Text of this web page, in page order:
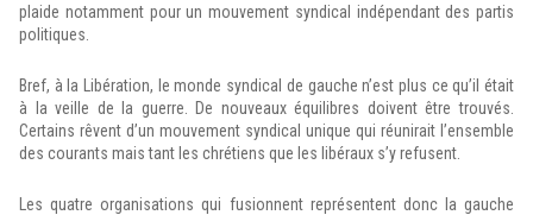
plaide notamment pour un mouvement syndical indépendant des partis
politiques.
Bref, à la Libération, le monde syndical de gauche n’est plus ce qu’il était
à la veille de la guerre. De nouveaux équilibres doivent être trouvés.
Certains rêvent d’un mouvement syndical unique qui réunirait l’ensemble
des courants mais tant les chrétiens que les libéraux s’y refusent.
Les quatre organisations qui fusionnent représentent donc la gauche